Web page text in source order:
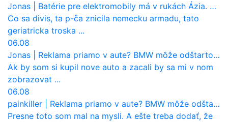
Jonas
Batérie pre elektromobily má v rukách Ázia. Európa ale stráca kontrolu aj nad vlastnou výrobou!
Co sa divis, ta p-ča znicila nemecku armadu, tato
geriatricka troska ...
06.08
Jonas
Reklama priamo v aute? BMW môže odštartovať nový trend
Ak by som si kupil nove auto a zacali by sa mi v nom
zobrazovat ...
06.08
painkiller
Reklama priamo v aute? BMW môže odštartovať nový trend
Presne toto som mal na mysli. A ešte treba dodať, že